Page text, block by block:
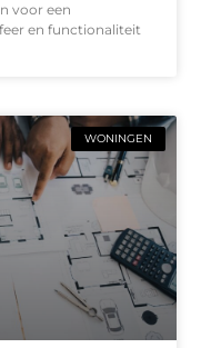
voor een
en functionaliteit
WONINGEN